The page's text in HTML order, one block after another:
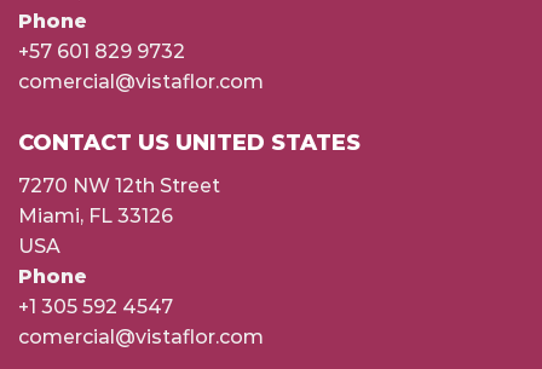
Phone
+57 601 829 9732
comercial@vistaflor.com
CONTACT US UNITED STATES
7270 NW 12th Street
Miami, FL 33126
USA
Phone
+1 305 592 4547
comercial@vistaflor.com